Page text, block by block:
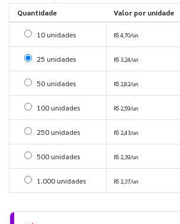
Quantidade Valor por unidade
Selecionar 10 unidades
10 unidades R$ 4,70/un
Selecionar 25 unidades
25 unidades R$ 3,24/un
Selecionar 50 unidades
50 unidades R$ 2,82/un
Selecionar 100 unidades
100 unidades R$ 2,59/un
Selecionar 250 unidades
250 unidades R$ 2,43/un
Selecionar 500 unidades
500 unidades R$ 2,39/un
Selecionar 1000 unidades
1.000 unidades R$ 2,37/un